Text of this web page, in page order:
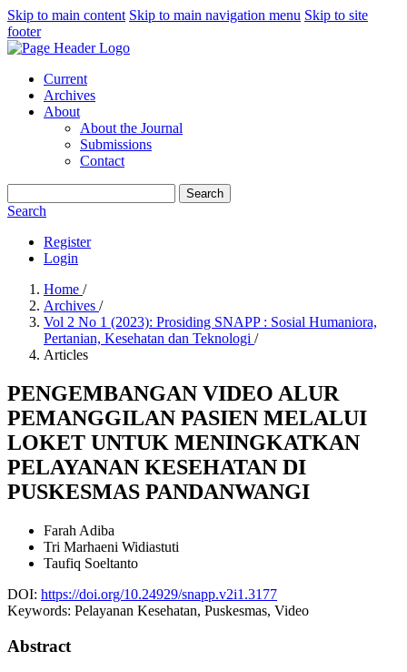
Skip to main content Skip to main navigation menu Skip to site
footer
Current
Archives
About
About the Journal
Submissions
Contact
Search
Search
Register
Login
Home /
Archives /
Vol 2 No 1 (2023): Prosiding SNAPP : Sosial Humaniora,
Pertanian, Kesehatan dan Teknologi /
Articles
PENGEMBANGAN VIDEO ALUR
PEMANGGILAN PASIEN MELALUI
LOKET UNTUK MENINGKATKAN
PELAYANAN KESEHATAN DI
PUSKESMAS PANDANWANGI
Farah Adiba
Tri Marhaeni Widiastuti
Taufiq Soeltanto
DOI: https://doi.org/10.24929/snapp.v2i1.3177
Keywords: Pelayanan Kesehatan, Puskesmas, Video
Abstract